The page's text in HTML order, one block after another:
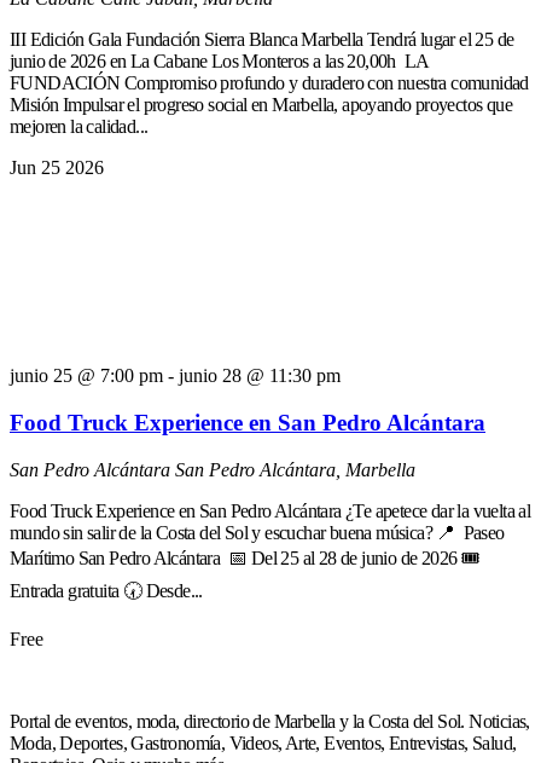
III Edición Gala Fundación Sierra Blanca Marbella Tendrá lugar el 25 de
junio de 2026 en La Cabane Los Monteros a las 20,00h LA
FUNDACIÓN Compromiso profundo y duradero con nuestra comunidad
Misión Impulsar el progreso social en Marbella, apoyando proyectos que
mejoren la calidad...
Jun 25 2026
junio 25 @ 7:00 pm - junio 28 @ 11:30 pm
Food Truck Experience en San Pedro Alcántara
San Pedro Alcántara San Pedro Alcántara, Marbella
Food Truck Experience en San Pedro Alcántara ¿Te apetece dar la vuelta al
mundo sin salir de la Costa del Sol y escuchar buena música? 📍 Paseo
Marítimo San Pedro Alcántara 📅 Del 25 al 28 de junio de 2026 🎟️
Entrada gratuita 🕢 Desde...
Free
Portal de eventos, moda, directorio de Marbella y la Costa del Sol. Noticias,
Moda, Deportes, Gastronomía, Videos, Arte, Eventos, Entrevistas, Salud,